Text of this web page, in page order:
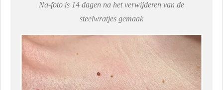
Na-foto is 14 dagen na het verwijderen van de
steelwratjes gemaak